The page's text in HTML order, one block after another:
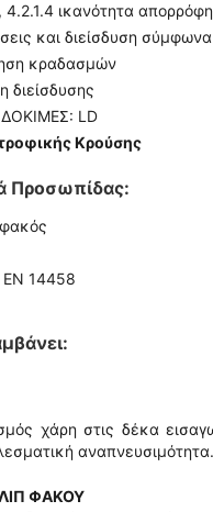
4.2.1.4 ικανότητα
και διείσδυση
κραδασμών
διείσδυσης
LD
Κρούσης
Προσωπίδας:
EN 14458
χάρη στις δέκα
αναπνευσιμότητα.
ΦΑΚΟΥ